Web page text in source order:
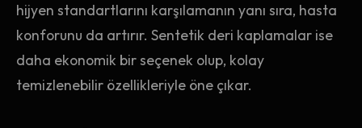
hijyen standartlarını karşılamanın yanı sıra, hasta
konforunu da artırır. Sentetik deri kaplamalar ise
daha ekonomik bir seçenek olup, kolay
temizlenebilir özellikleriyle öne çıkar.